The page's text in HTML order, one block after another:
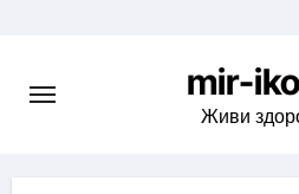
content
mir-
Живи